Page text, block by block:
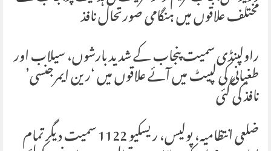
مختلف علاقوں میں ہنگامی صورتحال نافذ
راولپنڈی سمیت پنجاب کے شدید بارشوں، سیلاب اور
طغیانی کی لپیٹ میں آئے علاقوں میں ‘رین ایمرجنسی’
نافذ کی گئی
ضلعی انتظامیہ، پولیس، ریسکیو 1122 سمیت دیگر تمام